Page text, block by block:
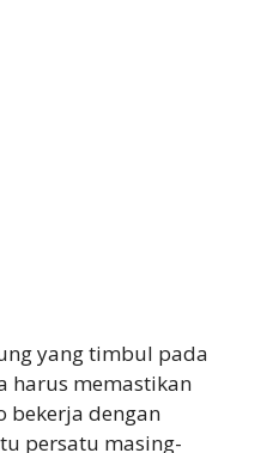
yang timbul pada
harus memastikan
bekerja dengan
persatu masing-